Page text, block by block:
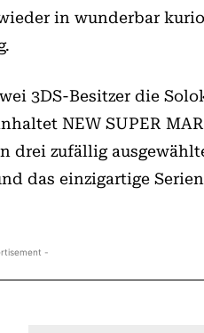
in wunderbar
3DS-Besitzer die
NEW SUPER
drei zufällig
das einzigartige
-